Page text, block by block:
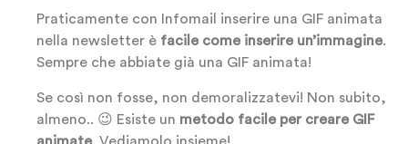
Praticamente con Infomail inserire una GIF animata
nella newsletter è facile come inserire un’immagine.
Sempre che abbiate già una GIF animata!
Se così non fosse, non demoralizzatevi! Non subito,
almeno.. 😉 Esiste un metodo facile per creare GIF